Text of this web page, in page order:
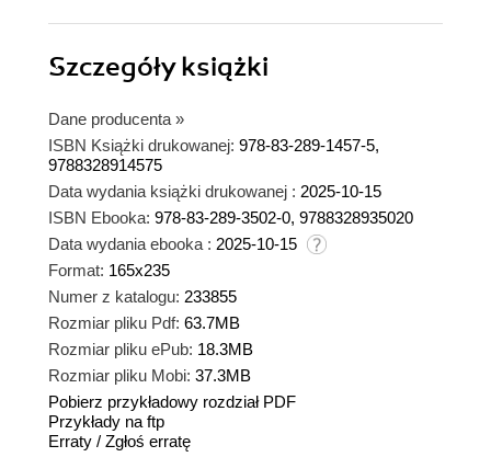
Szczegółyksiążki
Dane producenta »
ISBN Książki drukowanej: 978-83-289-1457-5,
9788328914575
Data wydania książki drukowanej : 2025-10-15
ISBN Ebooka: 978-83-289-3502-0, 9788328935020
Data wydania ebooka : 2025-10-15
Format: 165x235
Numer z katalogu: 233855
Rozmiar pliku Pdf: 63.7MB
Rozmiar pliku ePub: 18.3MB
Rozmiar pliku Mobi: 37.3MB
Pobierz przykładowy rozdział PDF
Przykłady na ftp
Erraty / Zgłoś erratę